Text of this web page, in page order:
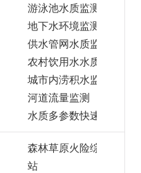
游泳池水质监测系统
地下水环境监测
供水管网水质监测
农村饮用水水质监测
城市内涝积水监测
河道流量监测
水质多参数快速检测
森林草原火险综合监测
站